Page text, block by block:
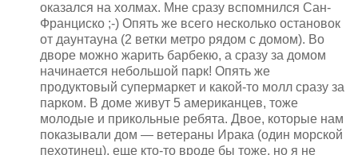
оказался на холмах. Мне сразу вспомнился Сан-
Франциско ;-) Опять же всего несколько остановок
от даунтауна (2 ветки метро рядом с домом). Во
дворе можно жарить барбекю, а сразу за домом
начинается небольшой парк! Опять же
продуктовый супермаркет и какой-то молл сразу за
парком. В доме живут 5 американцев, тоже
молодые и прикольные ребята. Двое, которые нам
показывали дом — ветераны Ирака (один морской
пехотинец), еще кто-то вроде бы тоже, но я не